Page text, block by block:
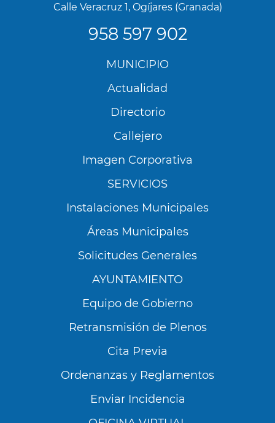
Calle Veracruz 1, Ogíjares (Granada)
958 597 902
MUNICIPIO
Actualidad
Directorio
Callejero
Imagen Corporativa
SERVICIOS
Instalaciones Municipales
Áreas Municipales
Solicitudes Generales
AYUNTAMIENTO
Equipo de Gobierno
Retransmisión de Plenos
Cita Previa
Ordenanzas y Reglamentos
Enviar Incidencia